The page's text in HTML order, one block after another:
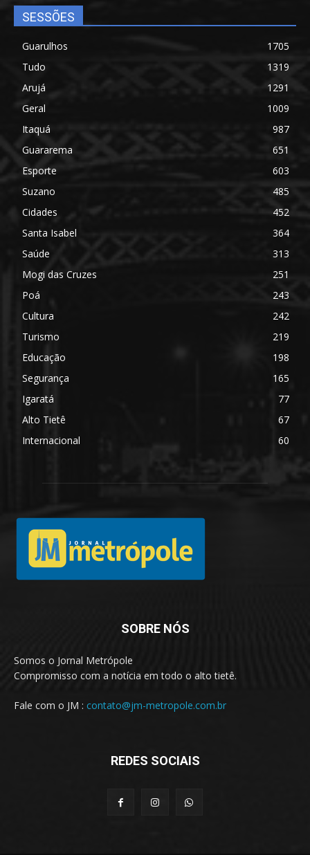
SESSÕES
Guarulhos
1705
Tudo
1319
Arujá
1291
Geral
1009
Itaquá
987
Guararema
651
Esporte
603
Suzano
485
Cidades
452
Santa Isabel
364
Saúde
313
Mogi das Cruzes
251
Poá
243
Cultura
242
Turismo
219
Educação
198
Segurança
165
Igaratá
77
Alto Tietê
67
Internacional
60
SOBRE NÓS
Somos o Jornal Metrópole
Compromisso com a notícia em todo o alto tietê.
Fale com o JM : contato@jm-metropole.com.br
REDES SOCIAIS